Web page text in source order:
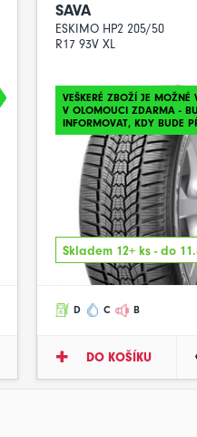
SAVA
ESKIMO HP2 205/50
R17 93V XL
VEŠKERÉ ZBOŽÍ JE MOŽNÉ
V OLOMOUCI ZDARMA -
INFORMOVAT, KDY BUDE
Skladem 12+ ks - do
D C B
DO KOŠÍKU